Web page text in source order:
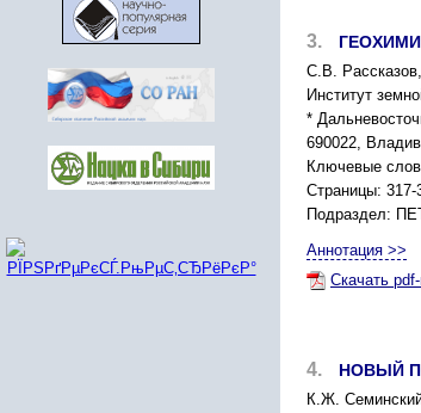
3.
C.В.
Инcтитут
*
690022,
Ключевые
Страницы: 317-
Подраздел:
Аннотация >>
Скачать
4. НОВЫЙ
К.Ж.